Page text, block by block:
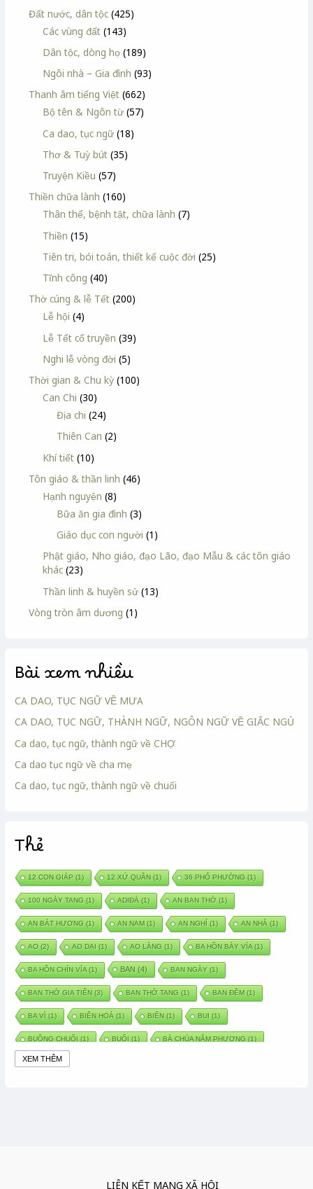
Đất nước, dân tộc (425)
Các vùng đất (143)
Dân tộc, dòng họ (189)
Ngôi nhà – Gia đình (93)
Thanh âm tiếng Việt (662)
Bộ tên & Ngôn từ (57)
Ca dao, tục ngữ (18)
Thơ & Tuỳ bút (35)
Truyện Kiều (57)
Thiền chữa lành (160)
Thân thể, bệnh tật, chữa lành (7)
Thiền (15)
Tiên tri, bói toán, thiết kế cuộc đời (25)
Tĩnh công (40)
Thờ cúng & lễ Tết (200)
Lễ hội (4)
Lễ Tết cổ truyền (39)
Nghi lễ vòng đời (5)
Thời gian & Chu kỳ (100)
Can Chi (30)
Địa chi (24)
Thiên Can (2)
Khí tiết (10)
Tôn giáo & thần linh (46)
Hạnh nguyện (8)
Bữa ăn gia đình (3)
Giáo dục con người (1)
Phật giáo, Nho giáo, đạo Lão, đạo Mẫu & các tôn giáo
khác (23)
Thần linh & huyền sử (13)
Vòng tròn âm dương (1)
Bài xem nhiều
CA DAO, TỤC NGỮ VỀ MƯA
CA DAO, TỤC NGỮ, THÀNH NGỮ, NGÔN NGỮ VỀ GIẤC NGỦ
Ca dao, tục ngữ, thành ngữ về CHỢ
Ca dao tục ngữ về cha mẹ
Ca dao, tục ngữ, thành ngữ về chuối
Thẻ
12 CON GIÁP (1) 12 XỨ QUÂN (1) 36 PHỐ PHƯỜNG (1)
100 NGÀY TANG (1) ADIĐÀ (1) AN BAN THỜ(1)
AN BÁT HƯƠNG (1) AN NAM(1) AN NGHỈ(1) AN NHÀ (1)
AO (2) AO DẠI (1) AO LÀNG (1) BA HỒN BẢY VÍA(1)
BA HỒN CHÍN VÍA(1) BAN (4) BAN NGÀY (1)
BAN THỜ GIA TIÊN (3) BAN THỜ TANG (1) BAN ĐÊM(1)
BA VÌ (1) BIÊN HOÀ (1) BIỂN (1) BUI (1)
BUỒNG CHUỐI (1) BUỔI (1) BÀ CHÚA NĂM PHƯƠNG (1)
BÀ CHÚA THÀNH ĐÔNG
BÁNH CHƯNG BÁNH DẦY
XEM THÊM
LIÊN KẾT MẠNG XÃ HỘI